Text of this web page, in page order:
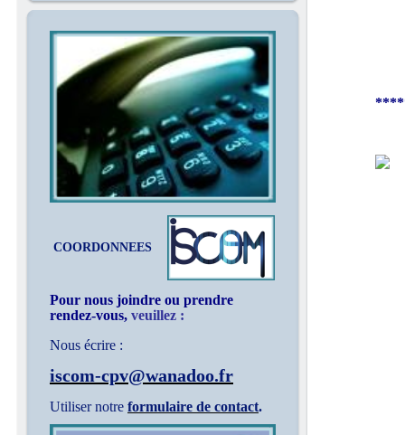
COORDONNEES
Pour nous joindre ou prendre
rendez-vous, veuillez :
Nous écrire :
iscom-cpv@wanadoo.fr
Utiliser notre formulaire de contact.